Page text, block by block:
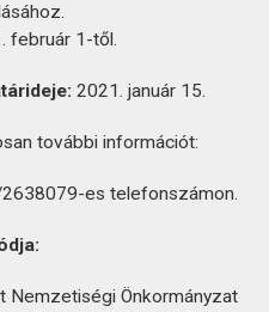
február 1-től.
2021. január 15.
további információt:
es telefonszámon.
Nemzetiségi Önkormányzat